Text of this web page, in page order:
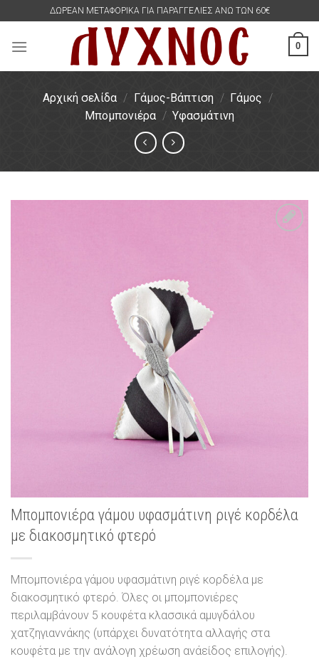
content
ΔΩΡΕΑΝ ΜΕΤΑΦΟΡΙΚΑ ΓΙΑ ΠΑΡΑΓΓΕΛΙΕΣ ΑΝΩ ΤΩΝ 60€
0
Αρχική σελίδα / Γάμος-Βάπτιση / Γάμος /
Μπομπονιέρα / Υφασμάτινη
Μπομπονιέρα γάμου υφασμάτινη ριγέ κορδέλα
με διακοσμητικό φτερό
Μπομπονιέρα γάμου υφασμάτινη ριγέ κορδέλα με
διακοσμητικό φτερό. Όλες οι μπομπονιέρες
περιλαμβάνουν 5 κουφέτα κλασσικά αμυγδάλου
χατζηγιαννάκης (υπάρχει δυνατότητα αλλαγής στα
κουφέτα με την ανάλογη χρέωση ανάείδος επιλογής).